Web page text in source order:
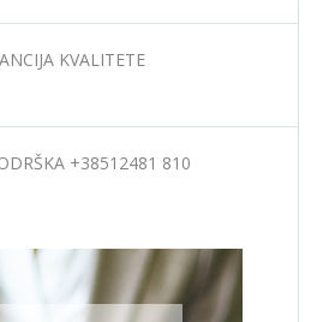
KVALITETE
+38512481 810